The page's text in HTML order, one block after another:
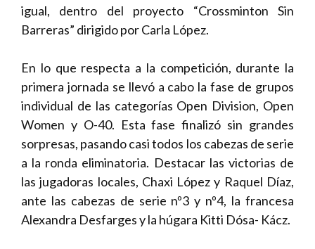
igual, dentro del proyecto “Crossminton Sin
Barreras” dirigido por Carla López.
En lo que respecta a la competición, durante la
primera jornada se llevó a cabo la fase de grupos
individual de las categorías Open Division, Open
Women y O-40. Esta fase finalizó sin grandes
sorpresas, pasando casi todos los cabezas de serie
a la ronda eliminatoria. Destacar las victorias de
las jugadoras locales, Chaxi López y Raquel Díaz,
ante las cabezas de serie nº3 y nº4, la francesa
Alexandra Desfarges y la húgara Kitti Dósa- Kácz.